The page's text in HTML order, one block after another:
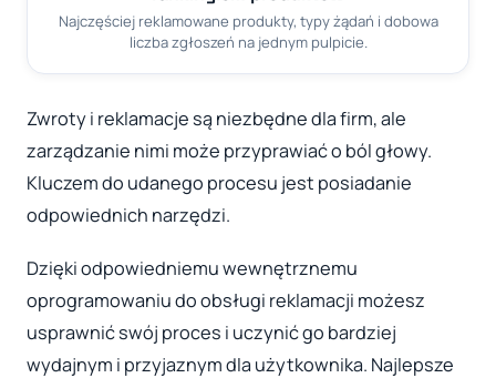
Najczęściej reklamowane produkty, typy żądań i dobowa
liczba zgłoszeń na jednym pulpicie.
Zwroty i reklamacje są niezbędne dla firm, ale
zarządzanie nimi może przyprawiać o ból głowy.
Kluczem do udanego procesu jest posiadanie
odpowiednich narzędzi.
Dzięki odpowiedniemu wewnętrznemu
oprogramowaniu do obsługi reklamacji możesz
usprawnić swój proces i uczynić go bardziej
wydajnym i przyjaznym dla użytkownika. Najlepsze